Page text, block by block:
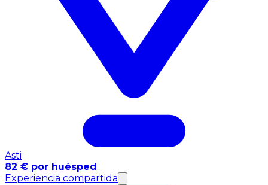
Asti
82 € por huésped
Experiencia compartida